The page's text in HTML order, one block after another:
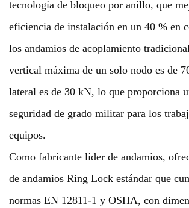
tecnología de bloqueo por anillo, que
eficiencia de instalación en un 40 % en
los andamios de acoplamiento
vertical máxima de un solo nodo es de
lateral es de 30 kN, lo que proporciona
seguridad de grado militar para los
equipos.
Como fabricante líder de andamios,
de andamios Ring Lock estándar que
normas EN 12811-1 y OSHA, con